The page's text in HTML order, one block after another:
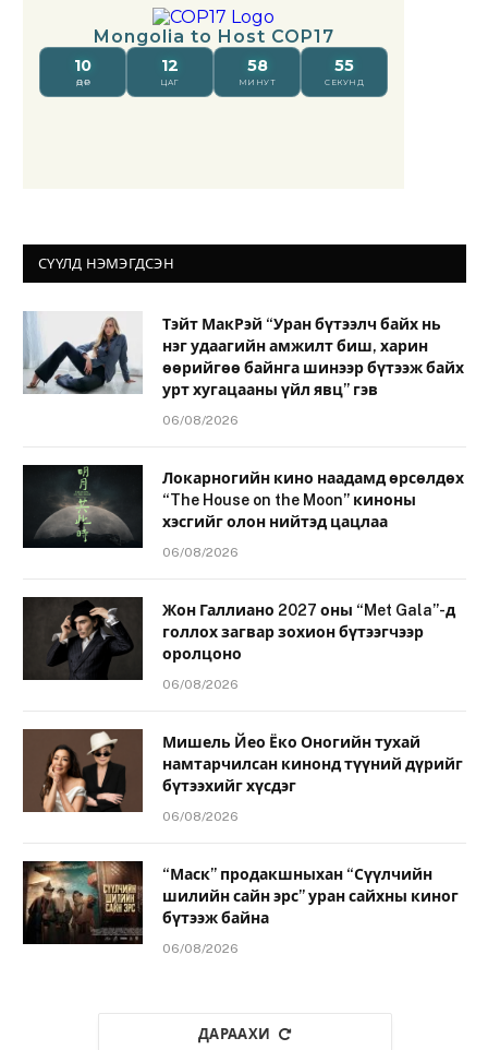
СҮҮЛД НЭМЭГДСЭН
Тэйт МакРэй “Уран бүтээлч байх нь
нэг удаагийн амжилт биш, харин
өөрийгөө байнга шинээр бүтээж байх
урт хугацааны үйл явц” гэв
06/08/2026
Локарногийн кино наадамд өрсөлдөх
“The House on the Moon” киноны
хэсгийг олон нийтэд цацлаа
06/08/2026
Жон Галлиано 2027 оны “Met Gala”-д
голлох загвар зохион бүтээгчээр
оролцоно
06/08/2026
Мишель Йео Ёко Оногийн тухай
намтарчилсан кинонд түүний дүрийг
бүтээхийг хүсдэг
06/08/2026
“Маск” продакшныхан “Сүүлчийн
шилийн сайн эрс” уран сайхны киног
бүтээж байна
06/08/2026
ДАРААХИ